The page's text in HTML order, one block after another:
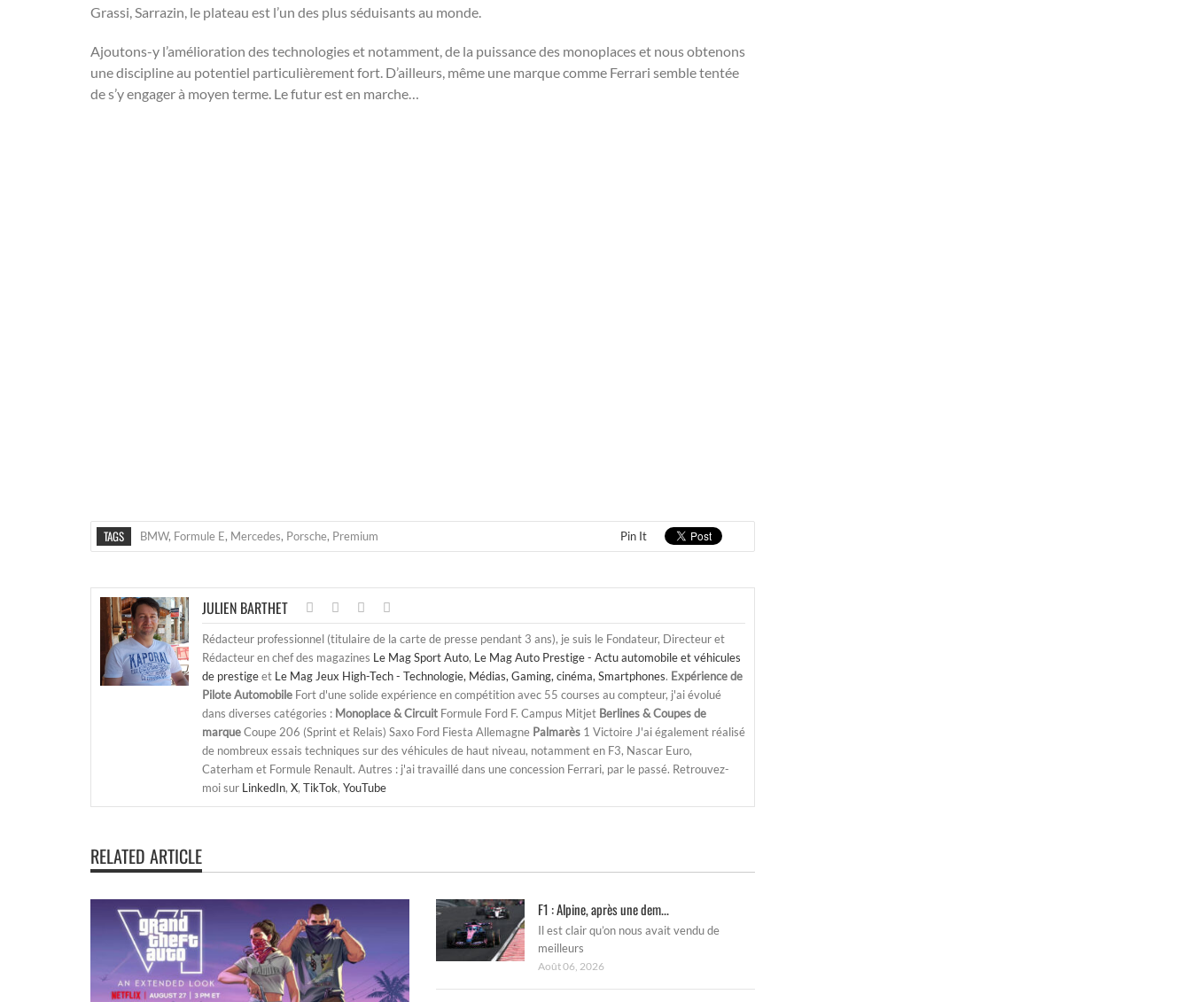
Grassi, Sarrazin, le plateau est l’un des plus séduisants au monde.
Ajoutons-y l’amélioration des technologies et notamment, de la puissance des monoplaces et nous obtenons
une discipline au potentiel particulièrement fort. D’ailleurs, même une marque comme Ferrari semble tentée
de s’y engager à moyen terme. Le futur est en marche…
TAGS BMW, Formule E, Mercedes, Porsche, Premium Pin It
JULIEN BARTHET
Rédacteur professionnel (titulaire de la carte de presse pendant 3 ans), je suis le Fondateur, Directeur et
Rédacteur en chef des magazines Le Mag Sport Auto, Le Mag Auto Prestige - Actu automobile et véhicules
de prestigeet Le Mag Jeux High-Tech - Technologie, Médias, Gaming, cinéma, Smartphones. Expérience de
Pilote Automobile Fort d'une solide expérience en compétition avec 55 courses au compteur, j'ai évolué
dans diverses catégories : Monoplace & Circuit Formule Ford F. Campus Mitjet Berlines & Coupes de
marqueCoupe 206 (Sprint et Relais) Saxo Ford Fiesta Allemagne Palmarès 1 Victoire J'ai également réalisé
de nombreux essais techniques sur des véhicules de haut niveau, notamment en F3, Nascar Euro,
Caterham et Formule Renault. Autres : j'ai travaillé dans une concession Ferrari, par le passé. Retrouvez-
moi sur LinkedIn, X, TikTok, YouTube
RELATED ARTICLE
F1 : Alpine, après une dem...
Il est clair qu’on nous avait vendu de
meilleurs
Août 06, 2026